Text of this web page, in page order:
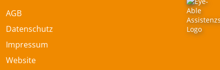
AGB
Datenschutz
Impressum
Website